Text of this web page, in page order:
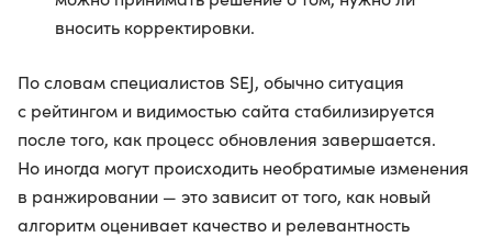
вносить корректировки.
По словам специалистов SEJ, обычно ситуация
с рейтингом и видимостью сайта стабилизируется
после того, как процесс обновления завершается.
Но иногда могут происходить необратимые изменения
в ранжировании — это зависит от того, как новый
алгоритм оценивает качество и релевантность